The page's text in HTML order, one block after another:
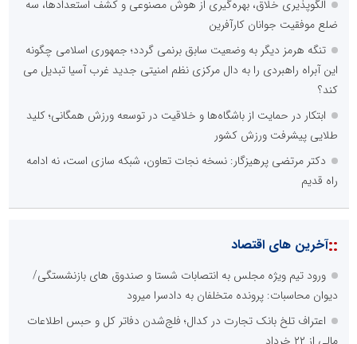
الگوپذیری خلاق، بهره‌گیری از هوش مصنوعی و کشف استعدادها، سه
ضلع موفقیت جوانان کارآفرین
تنگه هرمز دیگر به وضعیت سابق برنمی گردد؛ جمهوری اسلامی چگونه
این آبراه راهبردی را به دال مرکزی نظم امنیتی جدید غرب آسیا تبدیل می
کند؟
ابتکار در حمایت از باشگاه‌ها و خلاقیت در توسعه ورزش همگانی؛ کلید
طلایی پیشرفت ورزش کشور
دکتر مرتضی پرهیزگار: نسخه نجات تعاون، شبکه سازی است، نه ادامه
راه قدیم
::آخرین های اقتصاد
ورود تیم ویژه مجلس به انتصابات شستا و صندوق های بازنشستگی/
دیوان محاسبات: پرونده متخلفان به دادسرا میرود
اعتراف تلخ بانک تجارت در کدال؛ فلج‌شدن دفاتر کل و حبس اطلاعات